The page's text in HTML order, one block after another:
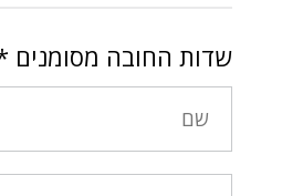
שדות החובה מסומנים